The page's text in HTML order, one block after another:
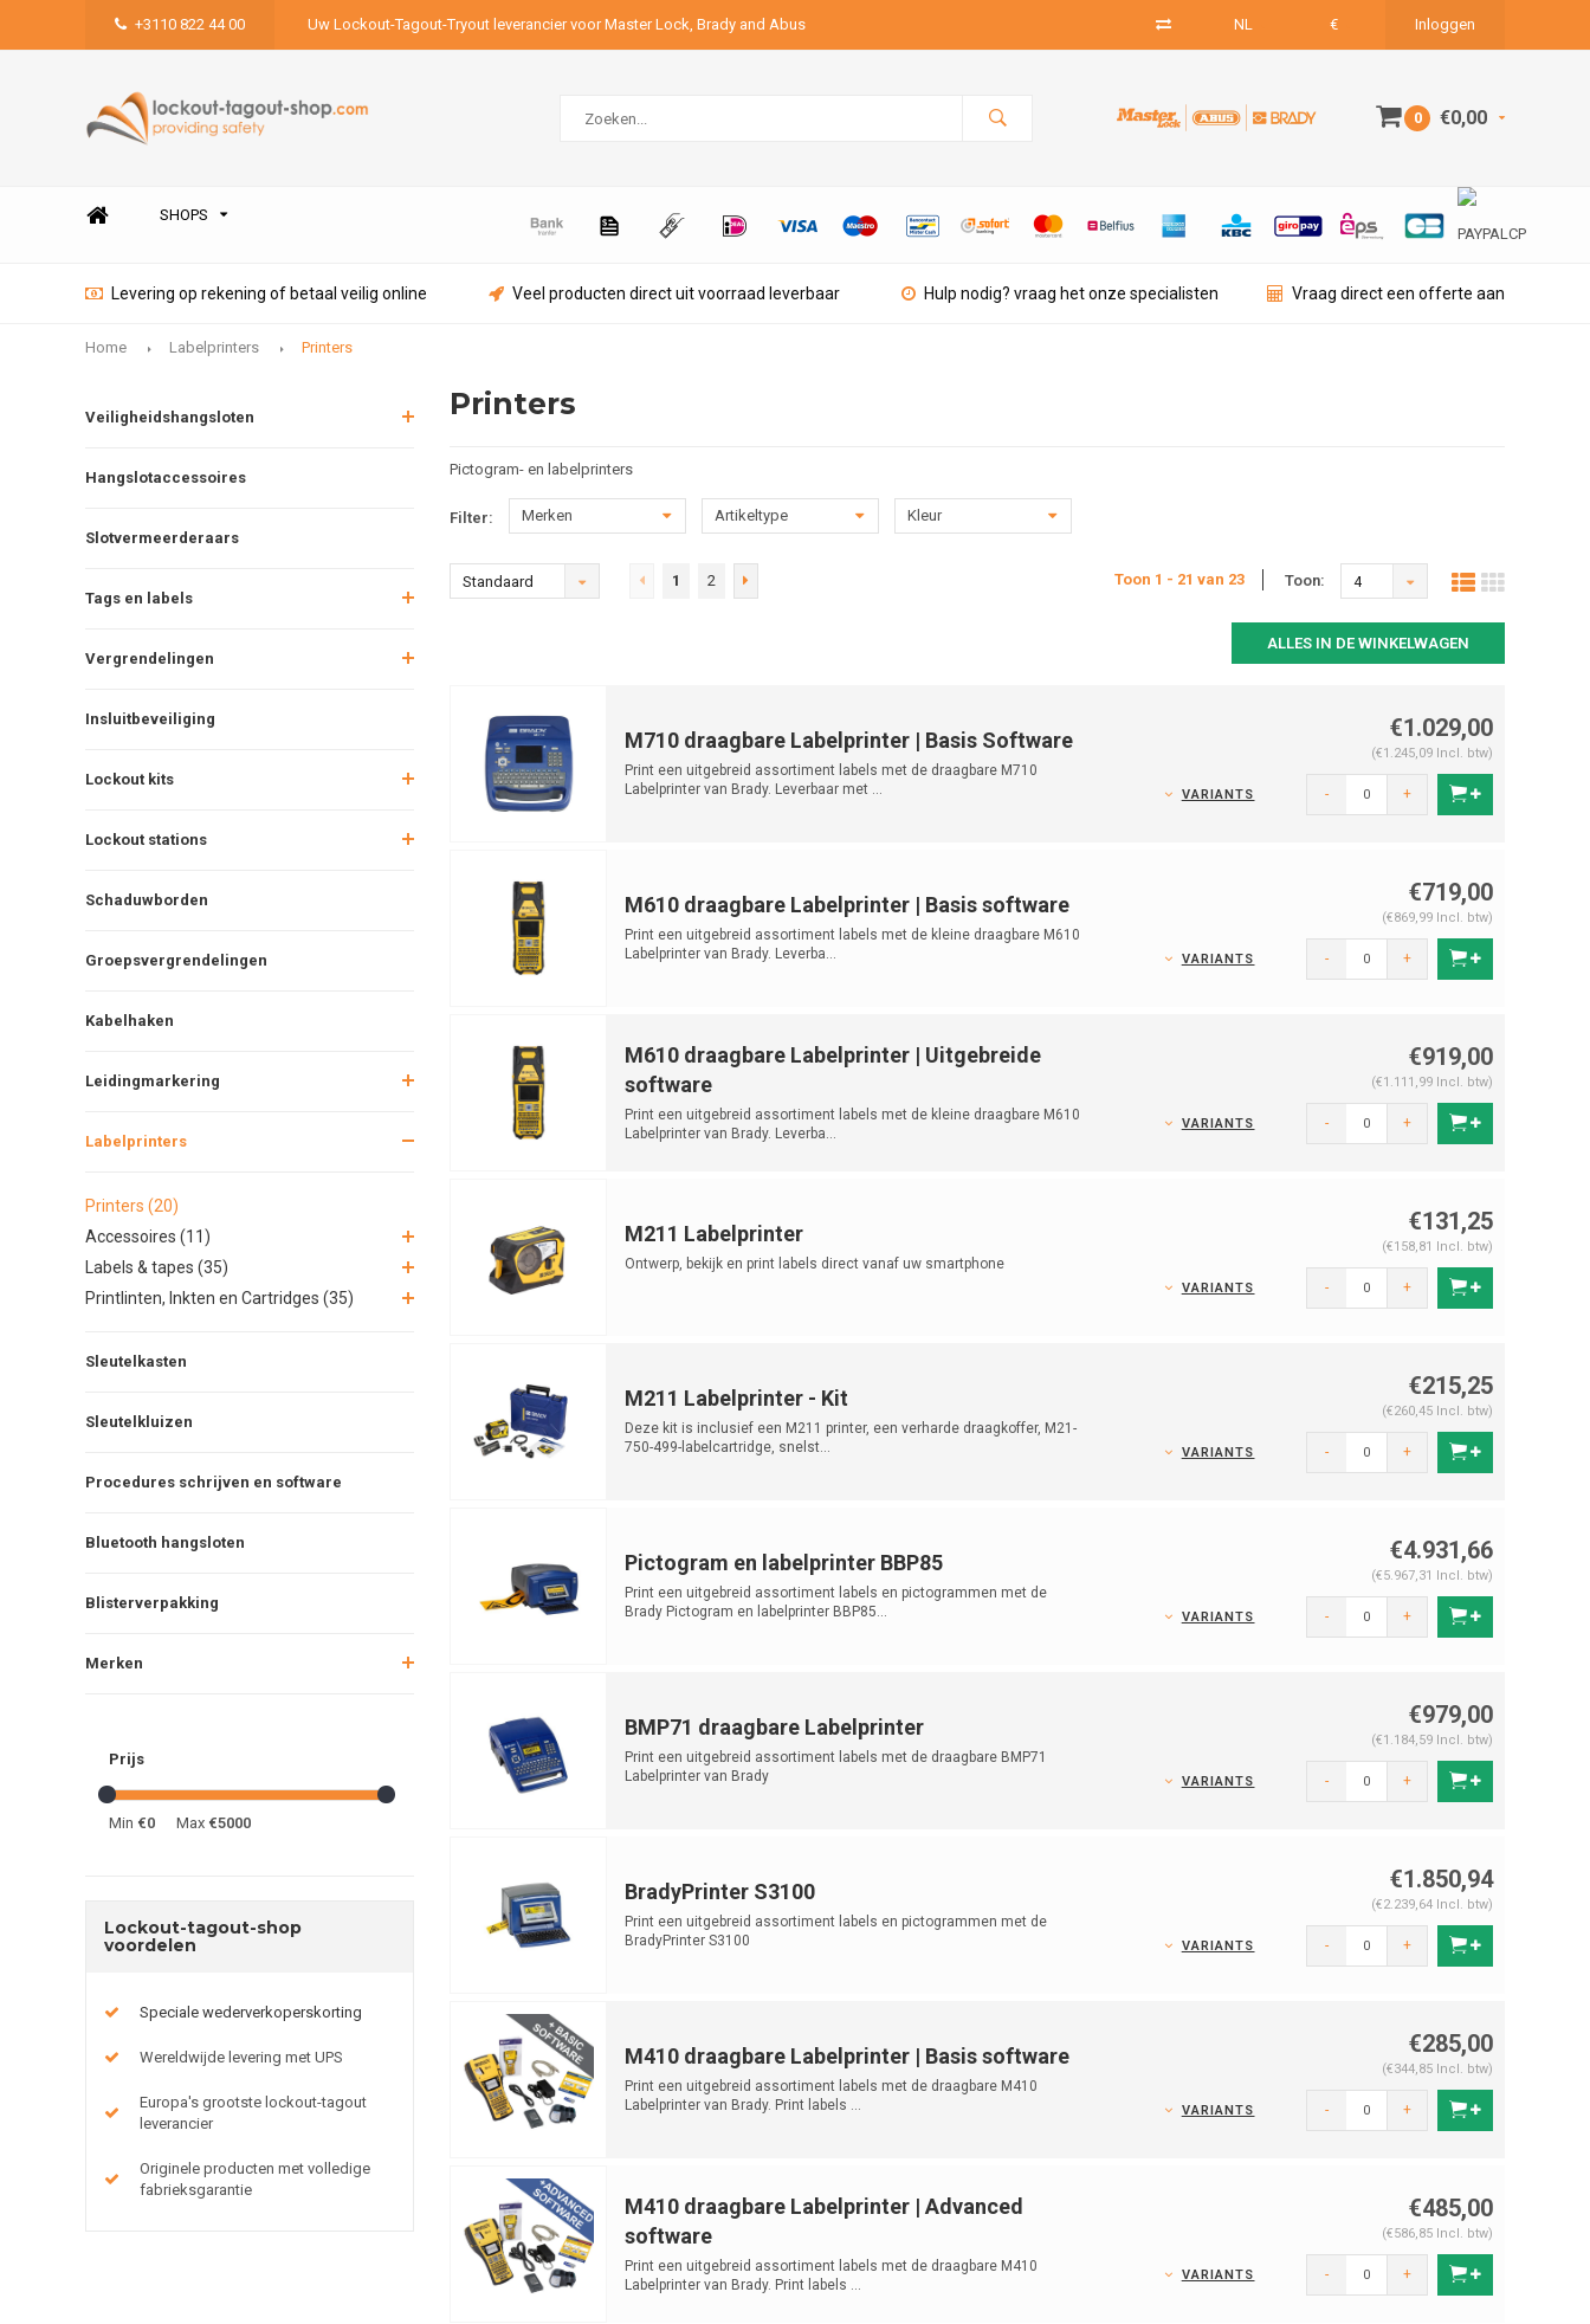
+3110 822 44 00 Uw Lockout-Tagout-Tryout leverancier voor Master Lock, Brady and Abus NL € Inloggen
0 €0,00
SHOPS
Levering op rekening of betaal veilig online Veel producten direct uit voorraad leverbaar Hulp nodig? vraag het onze specialisten Vraag direct een offerte aan
Home Labelprinters Printers
Veiligheidshangsloten
Hangslotaccessoires
Slotvermeerderaars
Tags en labels
Vergrendelingen
Insluitbeveiliging
Lockout kits
Lockout stations
Schaduwborden
Groepsvergrendelingen
Kabelhaken
Leidingmarkering
Labelprinters
Printers (20)
Accessoires (11)
Labels & tapes (35)
Printlinten, Inkten en Cartridges (35)
Sleutelkasten
Sleutelkluizen
Procedures schrijven en software
Bluetooth hangsloten
Blisterverpakking
Merken
Prijs
Min €0 Max €5000
Lockout-tagout-shop
voordelen
Speciale wederverkoperskorting
Wereldwijde levering met UPS
Europa's grootste lockout-tagout
leverancier
Originele producten met volledige
fabrieksgarantie
Printers
Pictogram- en labelprinters
Filter: Merken Artikeltype Kleur
Standaard 1 2 Toon 1 - 21 van 23 Toon: 4
ALLES IN DE WINKELWAGEN
M710 draagbare Labelprinter | Basis Software
Print een uitgebreid assortiment labels met de draagbare M710
Labelprinter van Brady. Leverbaar met ...
€1.029,00
(€1.245,09 Incl. btw)
VARIANTS - +
M610 draagbare Labelprinter | Basis software
Print een uitgebreid assortiment labels met de kleine draagbare M610
Labelprinter van Brady. Leverba...
€719,00
(€869,99 Incl. btw)
VARIANTS - +
M610 draagbare Labelprinter | Uitgebreide
software
Print een uitgebreid assortiment labels met de kleine draagbare M610
Labelprinter van Brady. Leverba...
€919,00
(€1.111,99 Incl. btw)
VARIANTS - +
M211 Labelprinter
Ontwerp, bekijk en print labels direct vanaf uw smartphone
€131,25
(€158,81 Incl. btw)
VARIANTS - +
M211 Labelprinter - Kit
Deze kit is inclusief een M211 printer, een verharde draagkoffer, M21-
750-499-labelcartridge, snelst...
€215,25
(€260,45 Incl. btw)
VARIANTS - +
Pictogram en labelprinter BBP85
Print een uitgebreid assortiment labels en pictogrammen met de
Brady Pictogram en labelprinter BBP85...
€4.931,66
(€5.967,31 Incl. btw)
VARIANTS - +
BMP71 draagbare Labelprinter
Print een uitgebreid assortiment labels met de draagbare BMP71
Labelprinter van Brady
€979,00
(€1.184,59 Incl. btw)
VARIANTS - +
BradyPrinter S3100
Print een uitgebreid assortiment labels en pictogrammen met de
BradyPrinter S3100
€1.850,94
(€2.239,64 Incl. btw)
VARIANTS - +
M410 draagbare Labelprinter | Basis software
Print een uitgebreid assortiment labels met de draagbare M410
Labelprinter van Brady. Print labels ...
€285,00
(€344,85 Incl. btw)
VARIANTS - +
M410 draagbare Labelprinter | Advanced
software
Print een uitgebreid assortiment labels met de draagbare M410
Labelprinter van Brady. Print labels ...
€485,00
(€586,85 Incl. btw)
VARIANTS - +